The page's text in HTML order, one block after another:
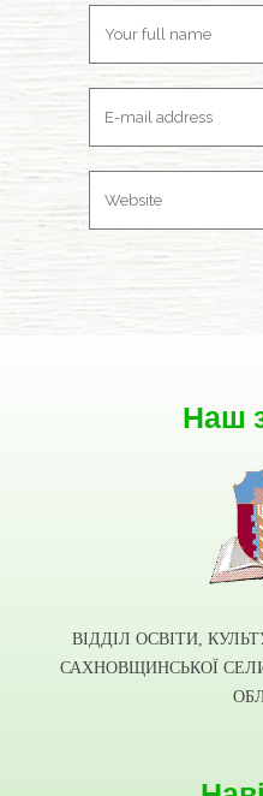
Наш
ВІДДІЛ ОСВІТИ,
САХНОВЩИНСЬКОЇ